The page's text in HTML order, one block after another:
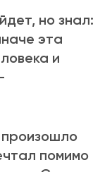
но знал:
эта
и
пpоизошло
помимо